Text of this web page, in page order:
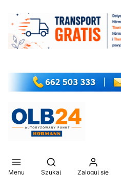
Menu
Otwórz wyszukiwarkę
Szukaj Zaloguj się